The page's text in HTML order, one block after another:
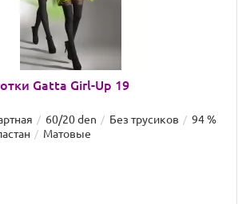
Gatta Girl-Up 19
60/20 den Без трусиков
94 %
Матовые